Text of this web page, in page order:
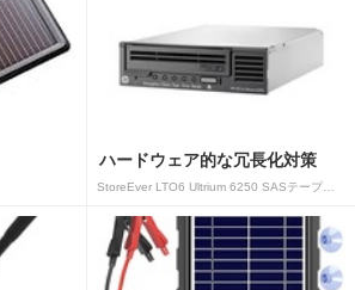
ハードウェア的な冗長化対策
StoreEver LTO6 Ultrium 6250 SASテープドライブ(内蔵型)